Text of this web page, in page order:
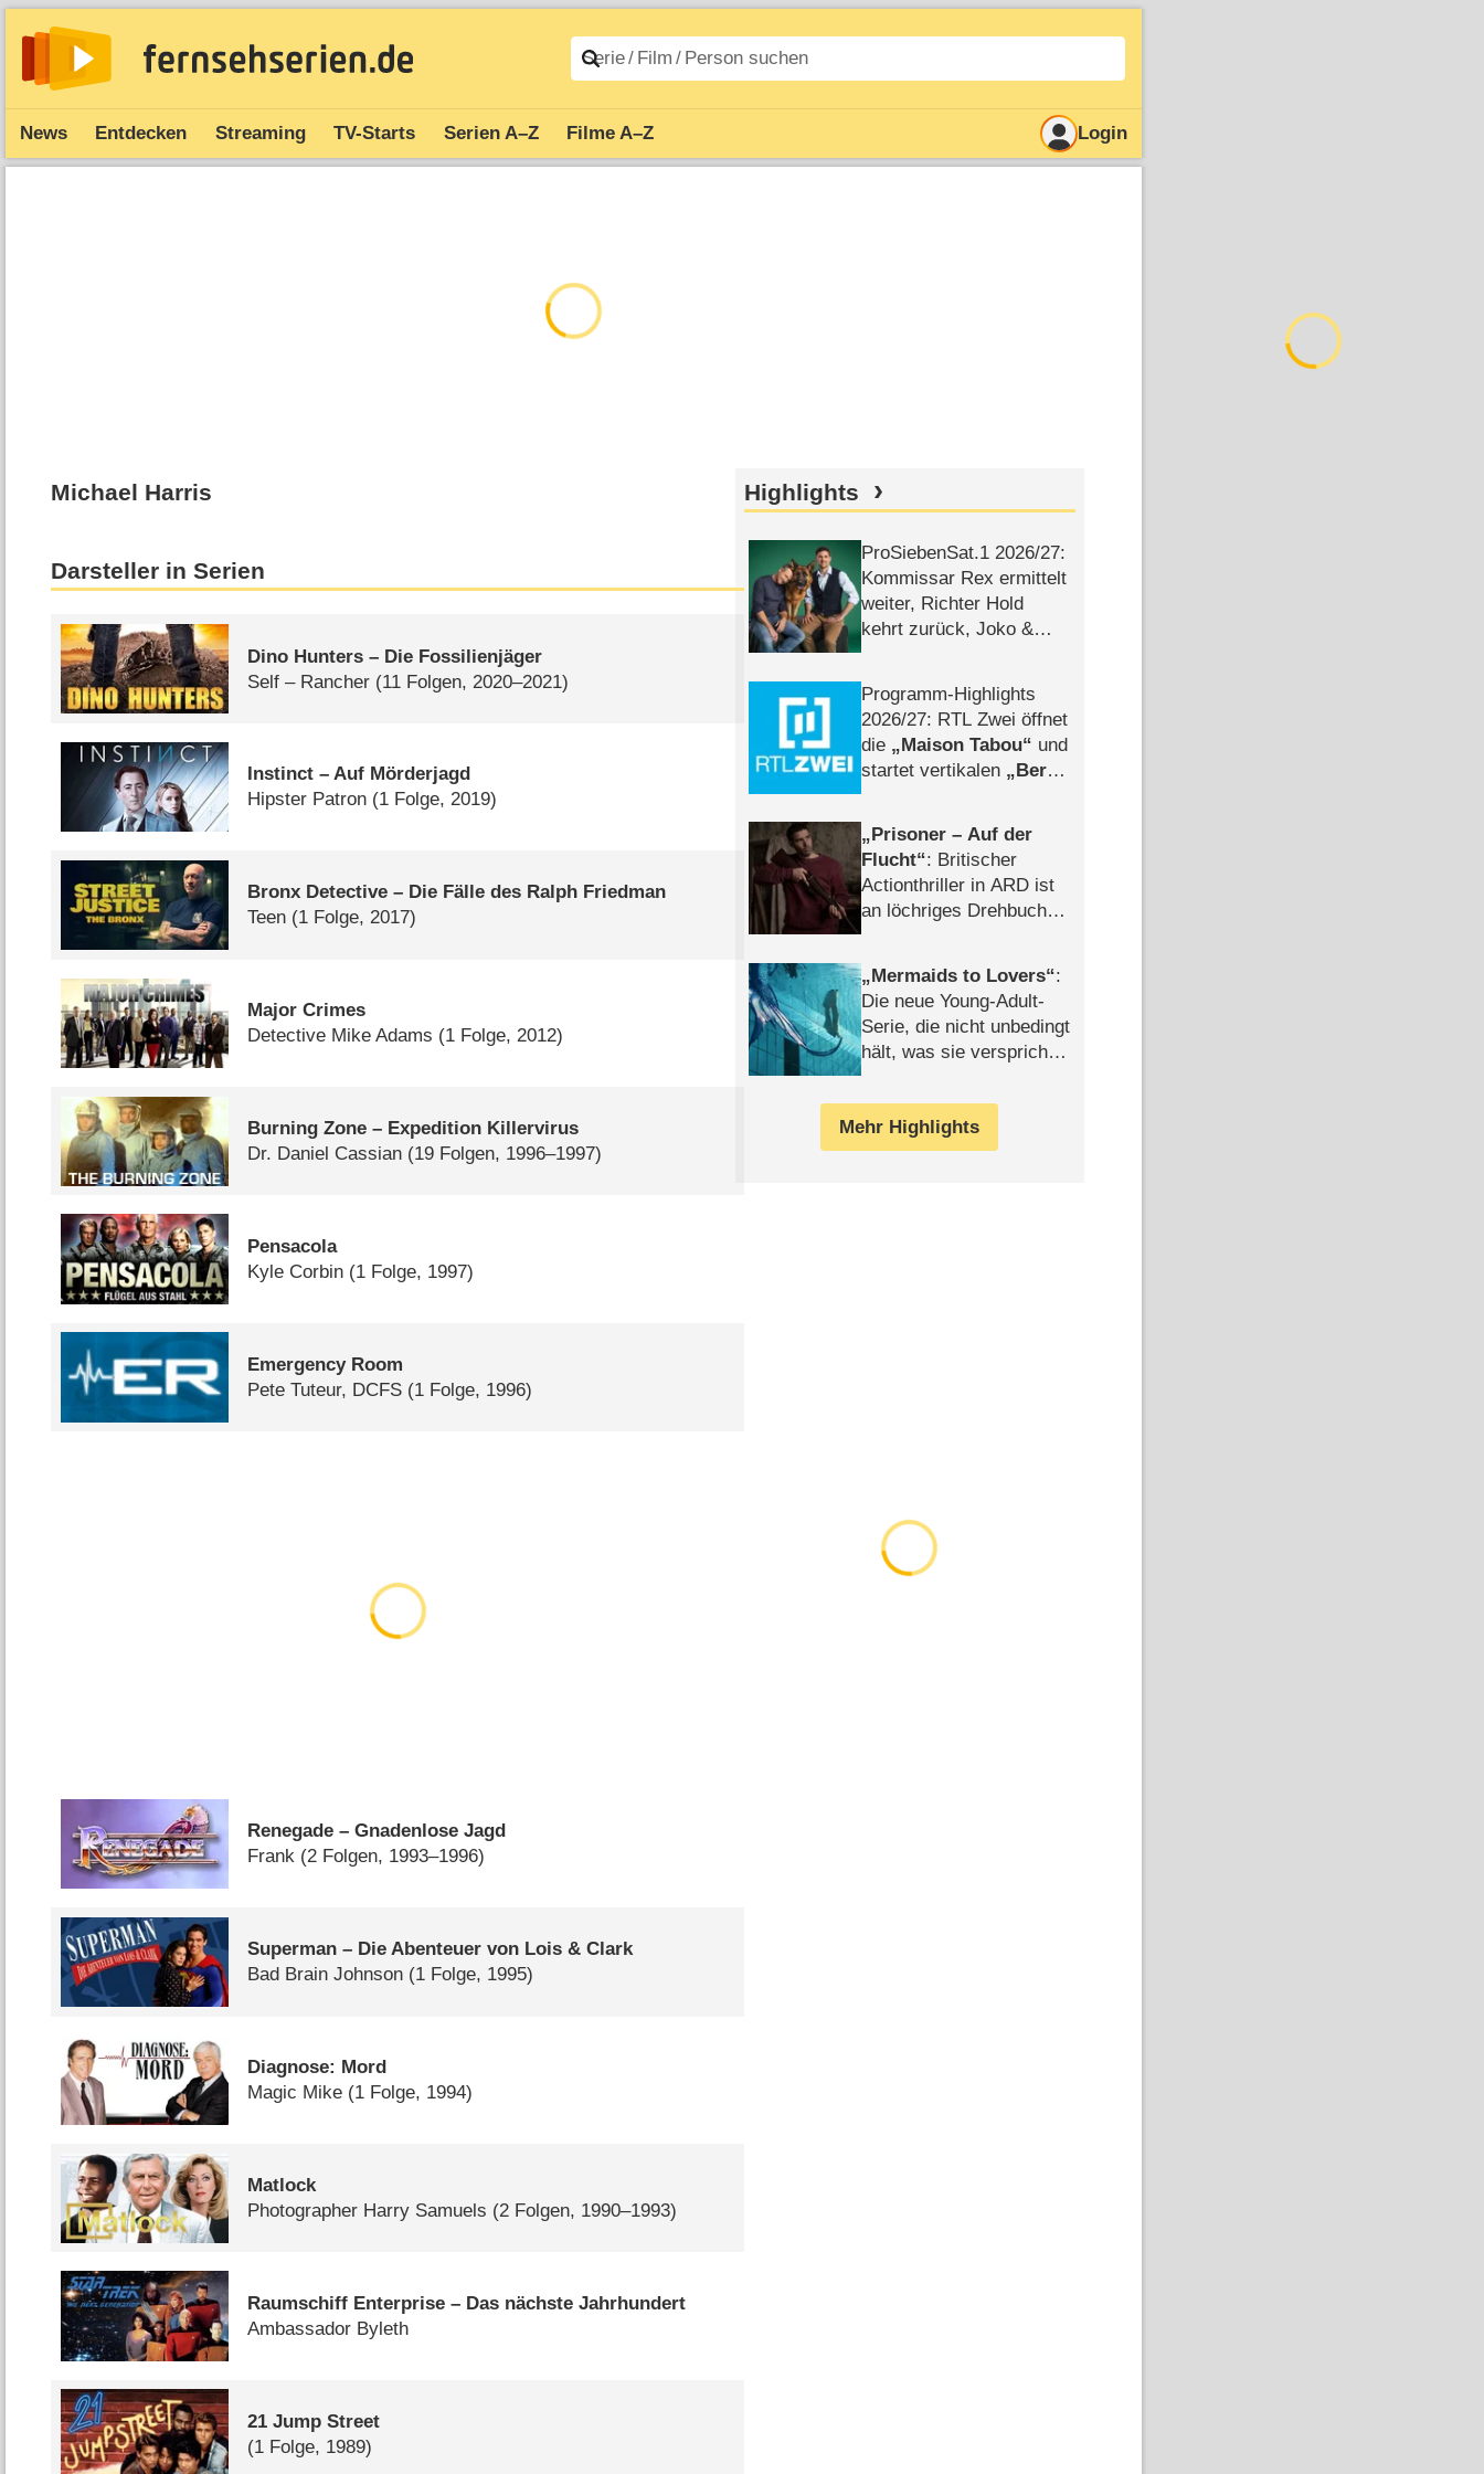
News Entdecken Streaming TV-Starts Serien A–Z Filme A–Z Login
Michael Harris
Darsteller in Serien
Dino Hunters – Die Fossilienjäger
Self – Rancher (11 Folgen, 2020–2021)
Instinct – Auf Mörderjagd
Hipster Patron (1 Folge, 2019)
Bronx Detective – Die Fälle des Ralph Friedman
Teen (1 Folge, 2017)
Major Crimes
Detective Mike Adams (1 Folge, 2012)
Burning Zone – Expedition Killervirus
Dr. Daniel Cassian (19 Folgen, 1996–1997)
Pensacola
Kyle Corbin (1 Folge, 1997)
Emergency Room
Pete Tuteur, DCFS (1 Folge, 1996)
Renegade – Gnadenlose Jagd
Frank (2 Folgen, 1993–1996)
Superman – Die Abenteuer von Lois & Clark
Bad Brain Johnson (1 Folge, 1995)
Diagnose: Mord
Magic Mike (1 Folge, 1994)
Matlock
Photographer Harry Samuels (2 Folgen, 1990–1993)
Raumschiff Enterprise – Das nächste Jahrhundert
Ambassador Byleth
21 Jump Street
(1 Folge, 1989)
Highlights
ProSiebenSat.1 2026/​27:
Kommissar Rex ermittelt
weiter, Richter Hold
kehrt zurück, Joko &
Programm-Highlights
2026/​27: RTL Zwei öffnet
die
Maison Tabou
und
startet vertikalen
Berlin
Prisoner – Auf der
Flucht : Britischer
Actionthriller in ARD ist
an löchriges Drehbuch
Mermaids to Lovers :
Die neue Young-Adult-
Serie, die nicht unbedingt
hält, was sie verspricht –
Mehr Highlights